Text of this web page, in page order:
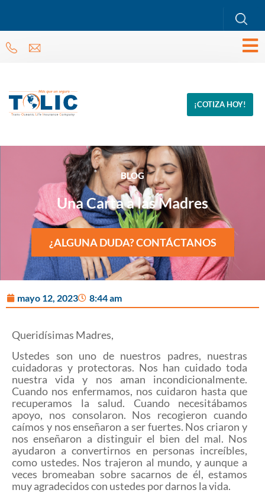
¡COTIZA HOY!
BLOG
Una Carta a las Madres
¿ALGUNA DUDA? CONTÁCTANOS
mayo 12, 2023 8:44 am
Queridísimas Madres,
Ustedes son uno de nuestros padres, nuestras
cuidadoras y protectoras. Nos han cuidado toda
nuestra vida y nos aman incondicionalmente.
Cuando nos enfermamos, nos cuidaron hasta que
recuperamos la salud. Cuando necesitábamos
apoyo, nos consolaron. Nos recogieron cuando
caímos y nos enseñaron a ser fuertes. Nos criaron y
nos enseñaron a distinguir el bien del mal. Nos
ayudaron a convertirnos en personas increíbles,
como ustedes. Nos trajeron al mundo, y aunque a
veces bromeaban sobre sacarnos de él, estamos
muy agradecidos con ustedes por darnos la vida.